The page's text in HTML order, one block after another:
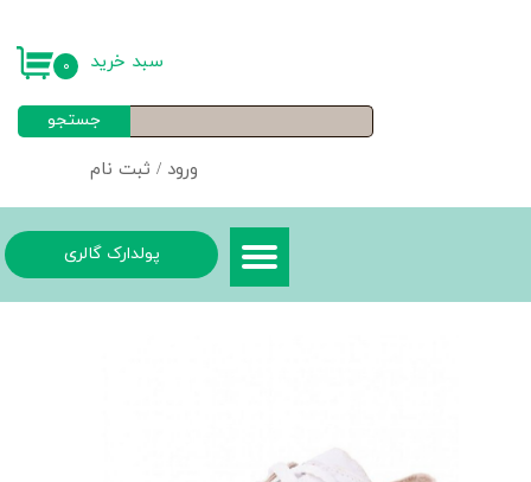
ورود / ثبت نام
خروج از حساب کاربری
جستجو
۰ سبد خرید
پولدارک گالری